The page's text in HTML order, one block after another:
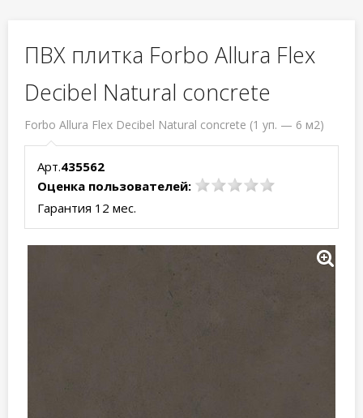
ПВХ плитка Forbo Allura Flex
Decibel Natural concrete
Forbo Allura Flex Decibel Natural concrete (1 уп. — 6 м2)
Арт.435562
Оценка пользователей:
Гарантия 12 мес.